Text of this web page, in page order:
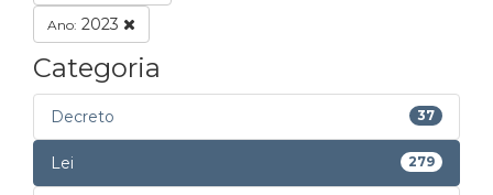
Ano: 2023
Categoria
Decreto 37
Lei 279